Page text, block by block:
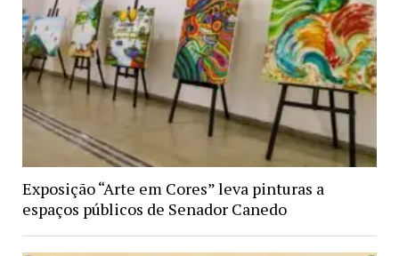
Exposição “Arte em Cores” leva pinturas a
espaços públicos de Senador Canedo